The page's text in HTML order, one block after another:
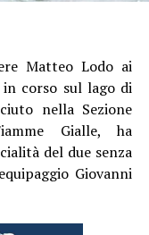
Matteo Lodo ai
corso sul lago di
nella Sezione
Gialle, ha
del due senza
Giovanni